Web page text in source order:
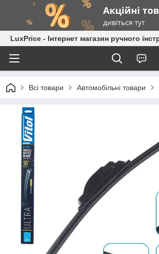
LuxPrice - Інтернет магазин ручного
Всі товари Автомобільні товари